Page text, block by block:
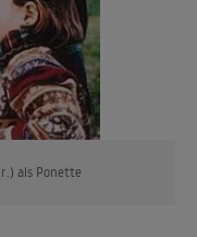
als Ponette